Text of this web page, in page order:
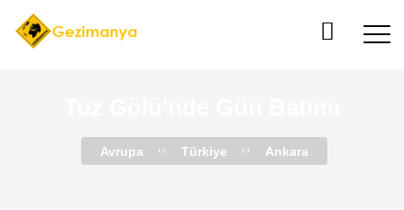
Avrupa Türkiye Ankara